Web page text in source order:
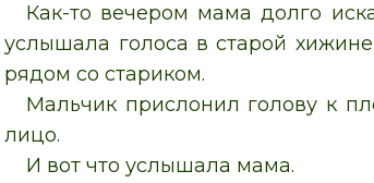
Как-то вечером мама долго
услышала голоса в старой
рядом со стариком.
Мальчик прислонил голову к
лицо.
И вот что услышала мама.